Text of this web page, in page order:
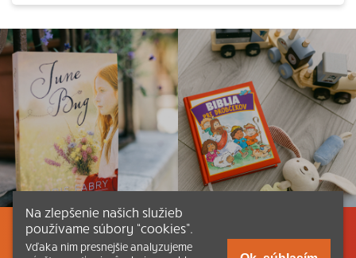
Listovať Obsah Dokumenty a články
Na zlepšenie našich služieb
používame súbory “cookies”.
Vďaka nim presnejšie analyzujeme